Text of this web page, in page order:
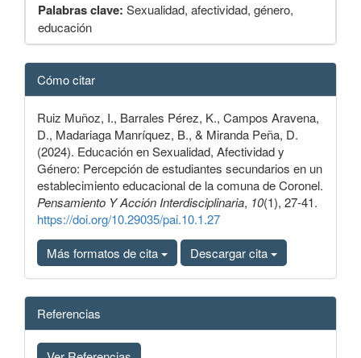
Palabras clave: Sexualidad, afectividad, género,
educación
Detalles
del
artículo
Cómo citar
Ruiz Muñoz, I., Barrales Pérez, K., Campos Aravena,
D., Madariaga Manríquez, B., & Miranda Peña, D.
(2024). Educación en Sexualidad, Afectividad y
Género: Percepción de estudiantes secundarios en un
establecimiento educacional de la comuna de Coronel.
Pensamiento Y Acción Interdisciplinaria, 10(1), 27-41.
https://doi.org/10.29035/pai.10.1.27
Más formatos de cita
Descargar cita
Referencias